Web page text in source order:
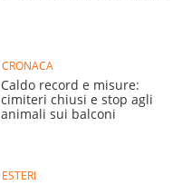
CRONACA
Caldo record e misure:
cimiteri chiusi e stop agli
animali sui balconi
ESTERI